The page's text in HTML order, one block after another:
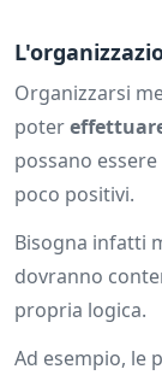
Organizzarsi
poter
possano
poco positivi.
Bisogna infatti
dovranno
propria logica.
Ad esempio, le